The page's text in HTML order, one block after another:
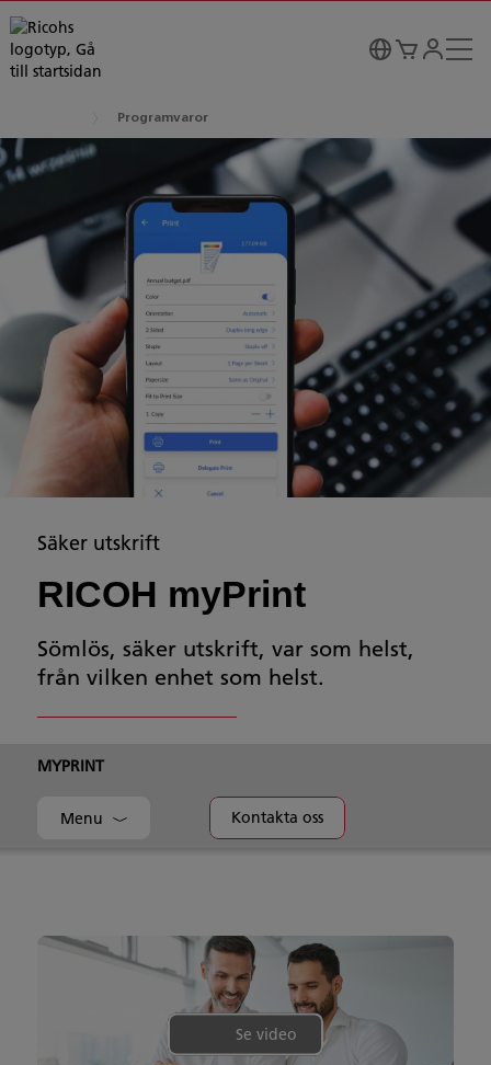
Programvaror
Säker utskrift
RICOH myPrint
Sömlös, säker utskrift, var som helst,
från vilken enhet som helst.
MYPRINT
Menu Kontakta oss
Se video